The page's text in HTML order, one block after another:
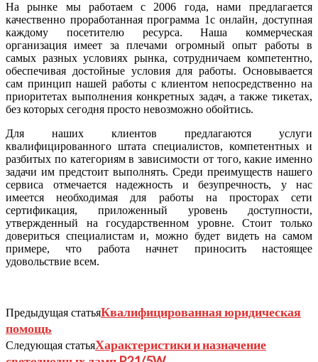
На рынке мы работаем с 2006 года, нами предлагается
качественно проработанная программа 1с онлайн, доступная
каждому посетителю ресурса. Наша коммерческая
организация имеет за плечами огромный опыт работы в
самых разных условиях рынка, сотрудничаем компетентно,
обеспечивая достойные условия для работы. Основывается
сам принцип нашей работы с клиентом непосредственно на
приоритетах выполнения конкретных задач, а также тикетах,
без которых сегодня просто невозможно обойтись.
Для наших клиентов предлагаются услуги
квалифицированного штата специалистов, компетентных и
разбитых по категориям в зависимости от того, какие именно
задачи им предстоит выполнять. Среди преимуществ нашего
сервиса отмечается надежность и безупречность, у нас
имеется необходимая для работы на просторах сети
сертификация, приложенный уровень доступности,
утвержденный на государственном уровне. Стоит только
довериться специалистам и, можно будет видеть на самом
примере, что работа начнет приносить настоящее
удовольствие всем.
Предыдущая статьяКвалифицированная юридическая
помощь
Следующая статьяХарактеристики и назначение